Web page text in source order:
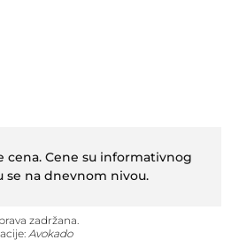
cena. Cene su informativnog
se na dnevnom nivou.
zadržana.
Avokado